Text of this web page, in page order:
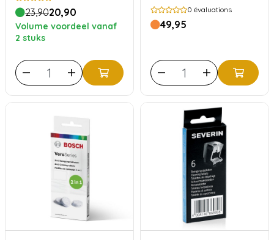
23,9020,90
Volume voordeel vanaf
2 stuks
pièces
0 évaluations
49,95